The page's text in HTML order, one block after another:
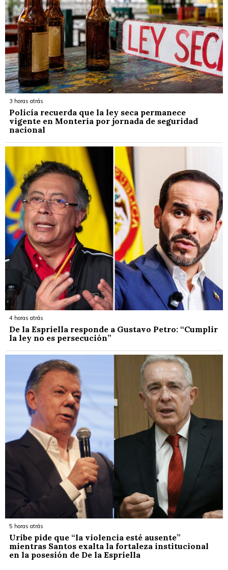
3 horas atrás
Policía recuerda que la ley seca permanece
vigente en Montería por jornada de seguridad
nacional
4 horas atrás
De la Espriella responde a Gustavo Petro: “Cumplir
la ley no es persecución”
5 horas atrás
Uribe pide que “la violencia esté ausente”
mientras Santos exalta la fortaleza institucional
en la posesión de De la Espriella